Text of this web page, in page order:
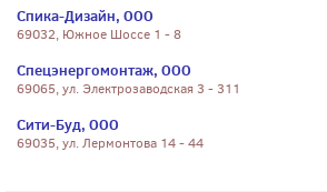
Спика-Дизайн, ООО
69032, Южное Шоссе 1 - 8
Спецэнергомонтаж, ООО
69065, ул. Электрозаводская 3 - 311
Сити-Буд, ООО
69035, ул. Лермонтова 14 - 44